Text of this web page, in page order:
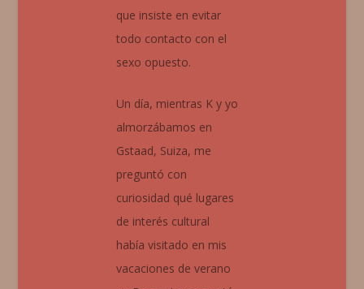
que insiste en evitar
todo contacto con el
sexo opuesto.
Un día, mientras K y yo
almorzábamos en
Gstaad, Suiza, me
preguntó con
curiosidad qué lugares
de interés cultural
había visitado en mis
vacaciones de verano